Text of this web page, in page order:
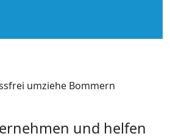
und helfen